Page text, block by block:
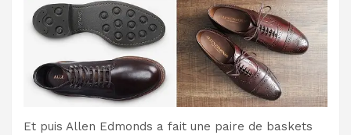
Et puis Allen Edmonds a fait une paire de baskets